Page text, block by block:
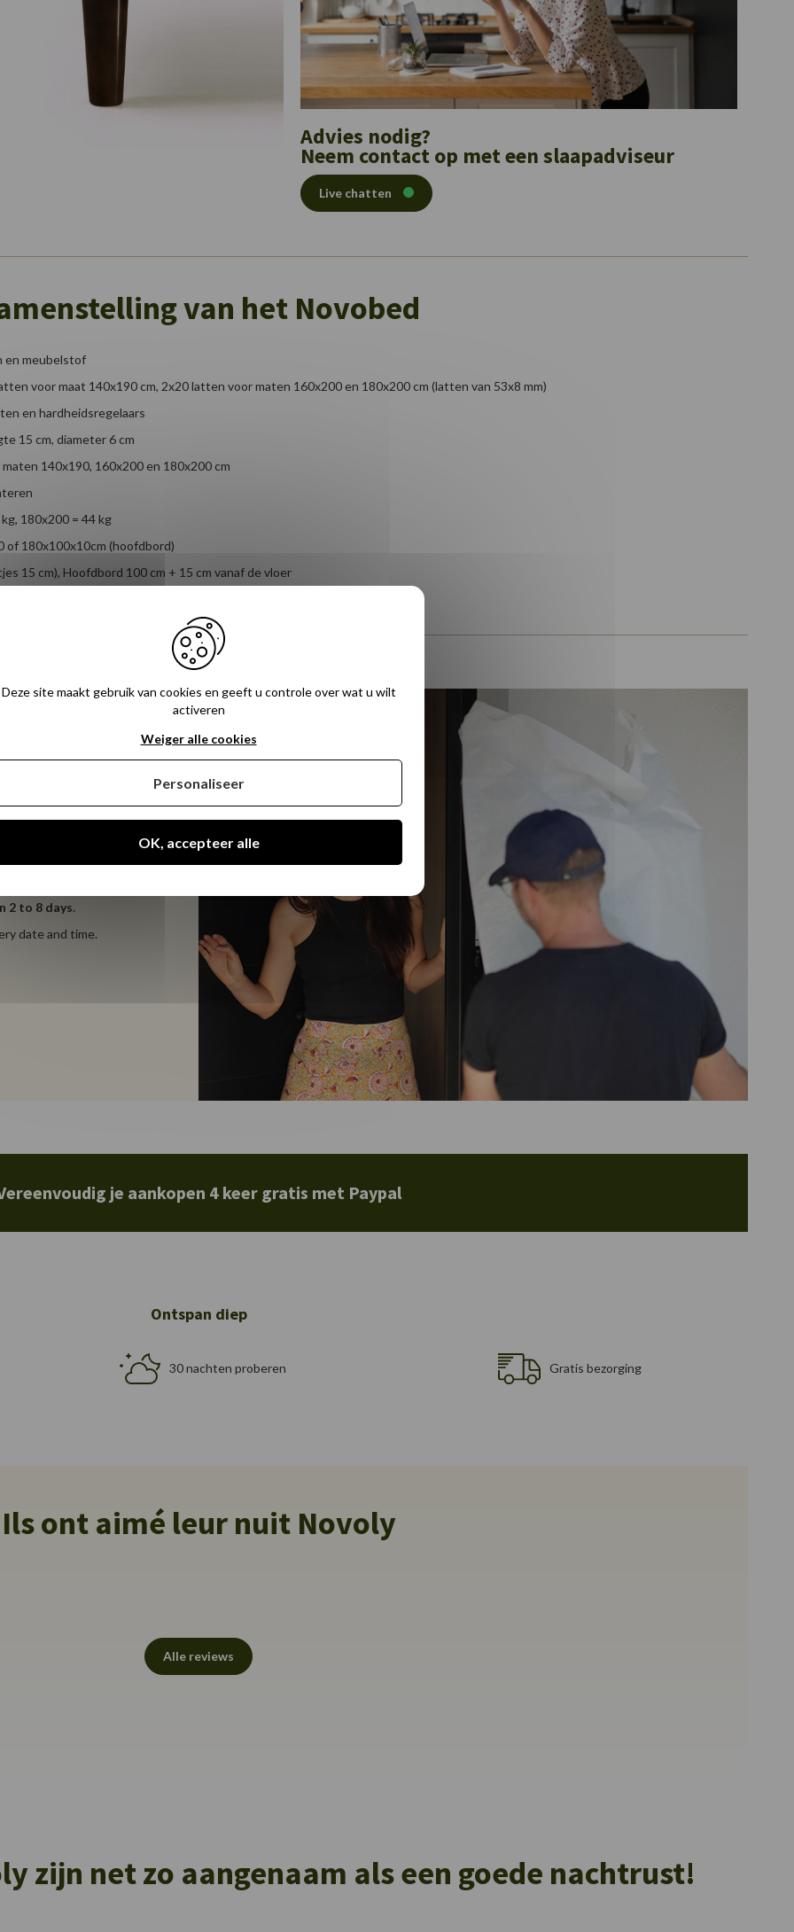
Advies nodig?
Neem contact op met een slaapadviseur
Live chatten
van het Novobed
en meubelstof
voor maat 140x190 cm, 2x20 latten voor maten 160x200 en 180x200 cm (latten van 53x8 mm)
en hardheidsregelaars
15 cm, diameter 6 cm
140x190, 160x200 en 180x200 cm
180x200 = 44 kg
of 180x100x10cm (hoofdbord)
15 cm), Hoofdbord 100 cm + 15 cm vanaf de vloer
2 to 8 days.
date and time.
je aankopen 4 keer gratis met Paypal
Ontspan diep
30 nachten proberen Gratis bezorging
Ils ont aimé leur nuit Novoly
Alle reviews
zijn net zo aangenaam als een goede nachtrust!
Deze site maakt gebruik van cookies en geeft u controle over wat u wilt
activeren
OK, accepteer alle
Weiger alle cookies
Personaliseer